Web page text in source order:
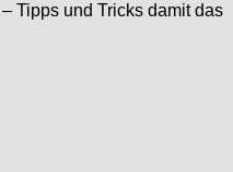
Tipps und Tricks damit das